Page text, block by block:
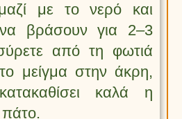
με το νερό και
βράσουν για 2–3
από τη φωτιά
μείγμα στην άκρη,
καλά η